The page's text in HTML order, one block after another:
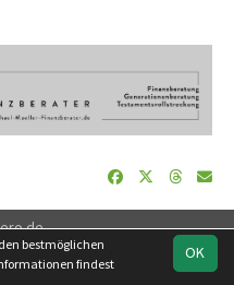
- 2026 OK
bestmöglichen
findest